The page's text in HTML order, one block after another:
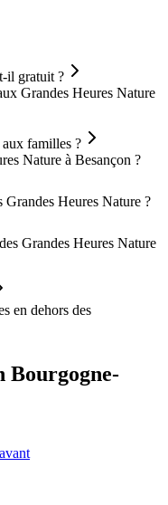
il gratuit ?
Grandes Heures Nature
familles ?
Nature à Besançon ?
Heures Nature ?
Grandes Heures Nature
en dehors des
Bourgogne-